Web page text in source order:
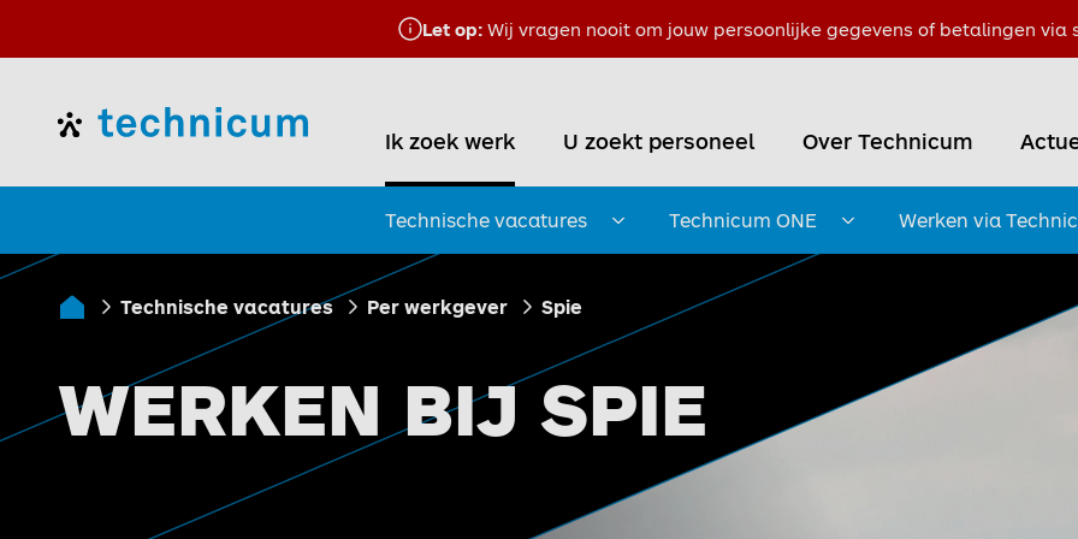
Let op:Wij vragen nooit om jouw persoonlijke gegevens of betalingen via
Home Ik zoek werk U zoekt personeel Over Technicum
Technische vacatures
Technicum ONE
Werken via
Technische vacatures Per werkgever Spie
WERKEN BIJ SPIE